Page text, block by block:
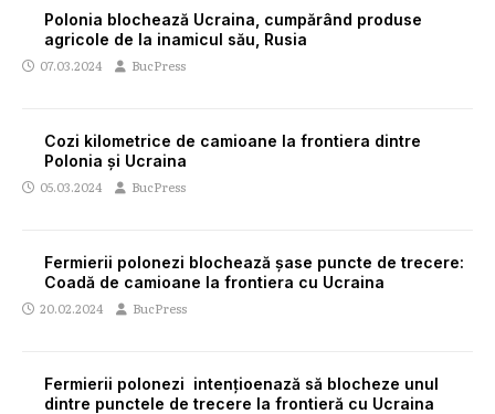
Polonia blochează Ucraina, cumpărând produse
agricole de la inamicul său, Rusia
07.03.2024 BucPress
Cozi kilometrice de camioane la frontiera dintre
Polonia și Ucraina
05.03.2024 BucPress
Fermierii polonezi blochează șase puncte de trecere:
Coadă de camioane la frontiera cu Ucraina
20.02.2024 BucPress
Fermierii polonezi intențioenază să blocheze unul
dintre punctele de trecere la frontieră cu Ucraina